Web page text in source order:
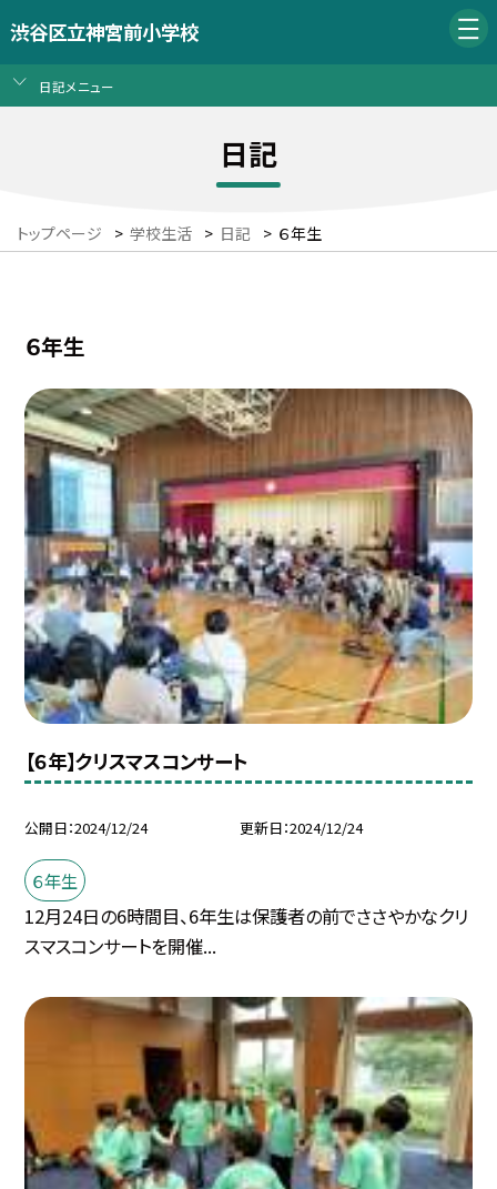
渋谷区立神宮前小学校
日記メニュー
日記
トップページ > 学校生活 > 日記 > ６年生
６年生
【６年】クリスマスコンサート
公開日 2024/12/24 更新日 2024/12/24
６年生
12月24日の6時間目、6年生は保護者の前でささやかなクリ
スマスコンサートを開催...